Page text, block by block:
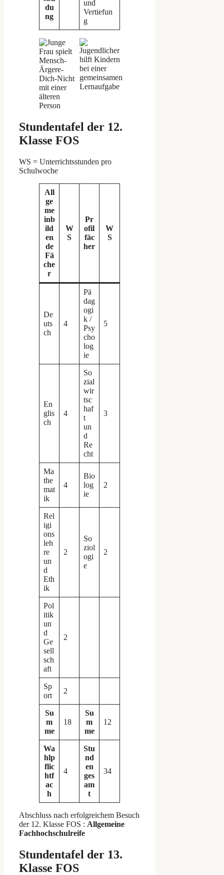
du
ng
und
Vertiefun
g
Stundentafel der 12.
Klasse FOS
WS = Unterrichtsstunden pro
Schulwoche
All
ge
me
inb
ild
en
de
Fä
che
r
W
S
Pr
ofil
fäc
her
W
S
De
uts
ch
4
Pä
dag
ogi
k /
Psy
cho
log
ie
5
En
glis
ch
4
So
zial
wir
tsc
haf
t
un
d
Re
cht
3
Ma
the
mat
ik
4
Bio
log
ie
2
Rel
igi
ons
leh
re
un
d
Eth
ik
2
So
ziol
ogi
e
2
Pol
itik
un
d
Ge
sell
sch
aft
2
Sp
ort
2
Su
m
me
18
Su
m
me
12
Wa
hlp
flic
htf
ac
h
4
Stu
nd
en
ges
am
t
34
Abschluss nach erfolgreichem Besuch
der 12. Klasse FOS : Allgemeine
Fachhochschulreife
Stundentafel der 13.
Klasse FOS